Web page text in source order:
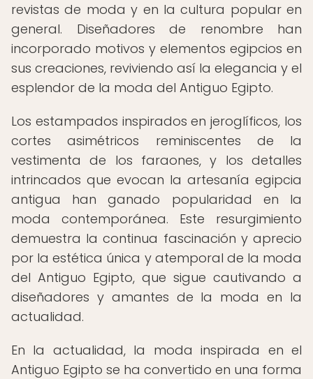
revistas de moda y en la cultura popular en
general. Diseñadores de renombre han
incorporado motivos y elementos egipcios en
sus creaciones, reviviendo así la elegancia y el
esplendor de la moda del Antiguo Egipto.
Los estampados inspirados en jeroglíficos, los
cortes asimétricos reminiscentes de la
vestimenta de los faraones, y los detalles
intrincados que evocan la artesanía egipcia
antigua han ganado popularidad en la
moda contemporánea. Este resurgimiento
demuestra la continua fascinación y aprecio
por la estética única y atemporal de la moda
del Antiguo Egipto, que sigue cautivando a
diseñadores y amantes de la moda en la
actualidad.
En la actualidad, la moda inspirada en el
Antiguo Egipto se ha convertido en una forma